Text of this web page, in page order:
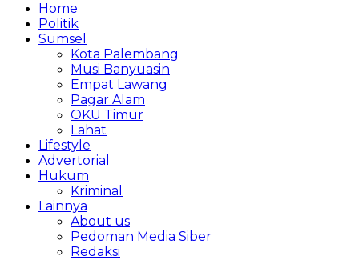
Home
Politik
Sumsel
Kota Palembang
Musi Banyuasin
Empat Lawang
Pagar Alam
OKU Timur
Lahat
Lifestyle
Advertorial
Hukum
Kriminal
Lainnya
About us
Pedoman Media Siber
Redaksi